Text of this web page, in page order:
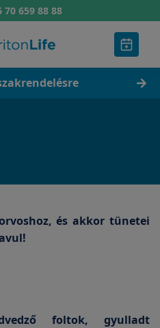
70 659 88 88
és akkor tünetei
foltok, gyulladt